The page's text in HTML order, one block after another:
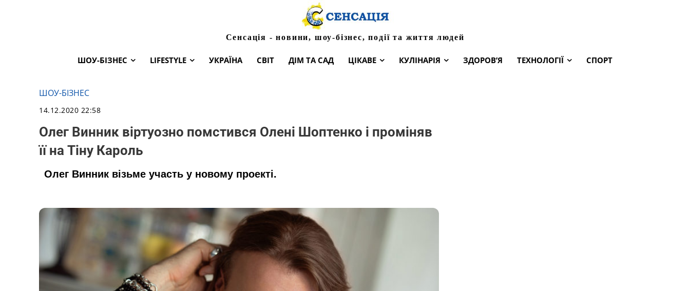
Сенсація - новини, шоу-бізнес, події та життя людей
ШОУ-БІЗНЕС LIFESTYLE УКРАЇНА СВІТ ДІМ ТА САД ЦІКАВЕ КУЛІНАРІЯ ЗДОРОВ’Я ТЕХНОЛОГІЇ СПОРТ
ШОУ-БІЗНЕС
14.12.2020 22:58
Олег Винник віртуозно помстився Олені Шоптенко і проміняв
її на Тіну Кароль
Олег Винник візьме участь у новому проекті.